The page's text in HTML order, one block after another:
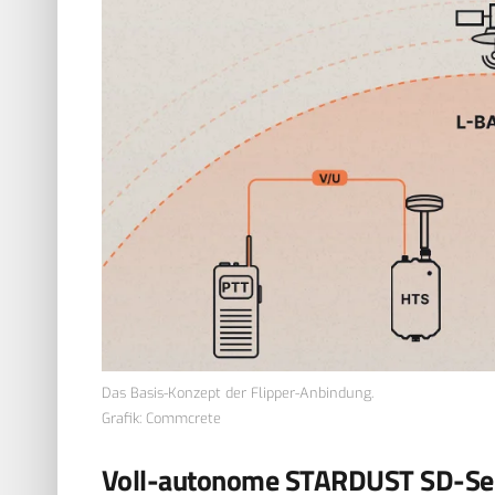
Das Basis-Konzept der Flipper-Anbindung.
Grafik: Commcrete
Voll-autonome STARDUST SD-